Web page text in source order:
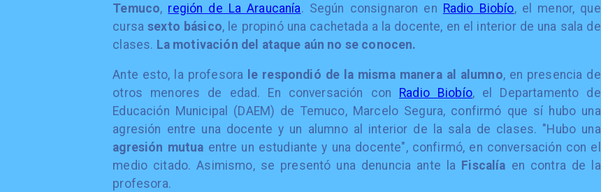
Temuco, región de La Araucanía. Según consignaron en Radio Biobío, el menor, que
cursasexto básico, le propinó una cachetada a la docente, en el interior de una sala de
clases. La motivación del ataque aún no se conocen.
Ante esto, la profesora le respondió de la misma manera al alumno, en presencia de
otros menores de edad. En conversación con Radio Biobío, el Departamento de
Educación Municipal (DAEM) de Temuco, Marcelo Segura, confirmó que sí hubo una
agresión entre una docente y un alumno al interior de la sala de clases. "Hubo una
agresión mutua entre un estudiante y una docente", confirmó, en conversación con el
medio citado. Asimismo, se presentó una denuncia ante la Fiscalía en contra de la
profesora.